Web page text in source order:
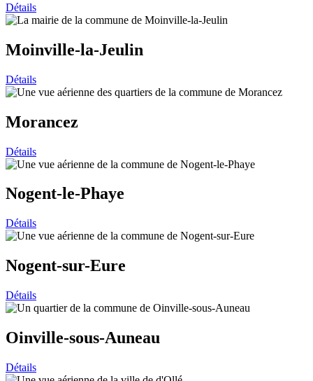
Détails
Moinville-la-Jeulin
Détails
Morancez
Détails
Nogent-le-Phaye
Détails
Nogent-sur-Eure
Détails
Oinville-sous-Auneau
Détails